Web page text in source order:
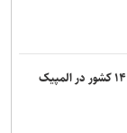
حضور ۲۰۰ شرکت‌کننده از ۱۴ کشور در المپیک